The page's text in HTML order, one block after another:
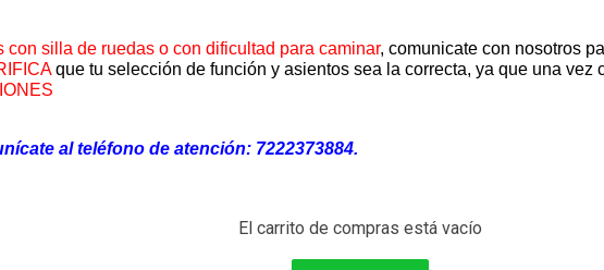
con silla de ruedas o con dificultad para caminar, comunicate con nosotros
que tu selección de función y asientos sea la correcta, ya que una vez
al teléfono de atención: 7222373884.
El carrito de compras está vacío